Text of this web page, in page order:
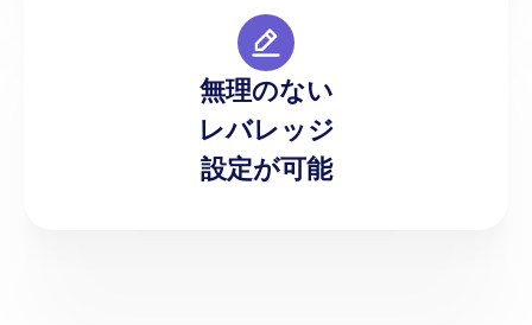
無理のない
レバレッジ
設定が可能
ご自身のリスク許容度に基づき、トレードスタイ
ルに合わせたレバレッジをご選択いただけます。